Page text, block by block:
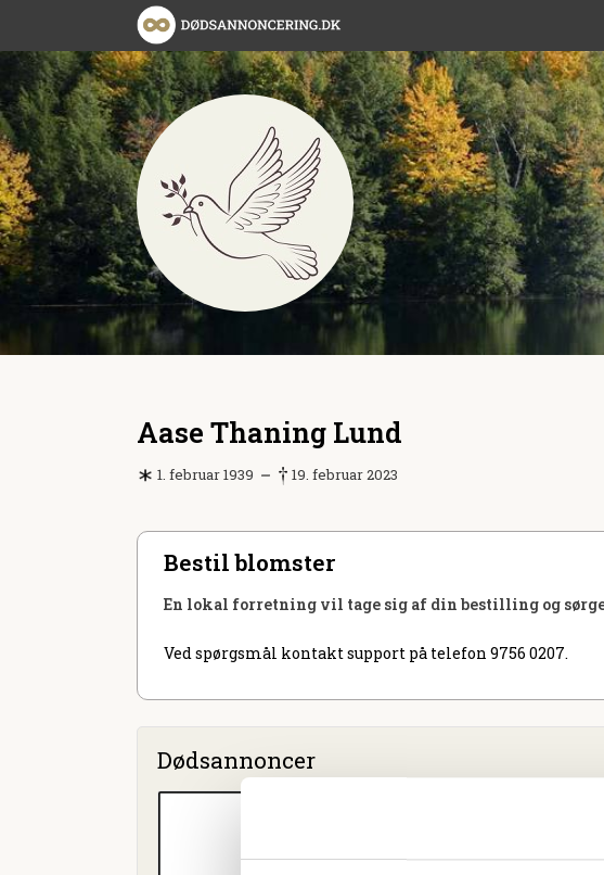
Aase Thaning Lund
1. februar 1939 19. februar 2023
Bestil blomster
En lokal forretning vil tage sig af din bestilling og
Ved spørgsmål kontakt support på telefon 9756 0207.
Dødsannoncer